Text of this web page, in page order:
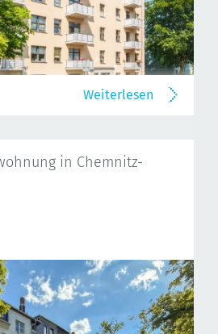
Weiterlesen
in Chemnitz-